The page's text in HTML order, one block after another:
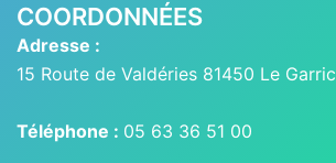
COORDONNÉES
Adresse :
15 Route de Valdéries 81450 Le Garric
Téléphone : 05 63 36 51 00